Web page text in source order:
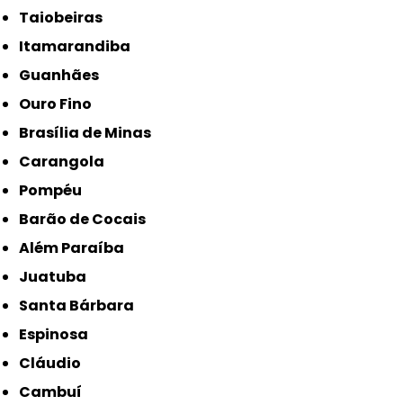
Taiobeiras
Itamarandiba
Guanhães
Ouro Fino
Brasília de Minas
Carangola
Pompéu
Barão de Cocais
Além Paraíba
Juatuba
Santa Bárbara
Espinosa
Cláudio
Cambuí